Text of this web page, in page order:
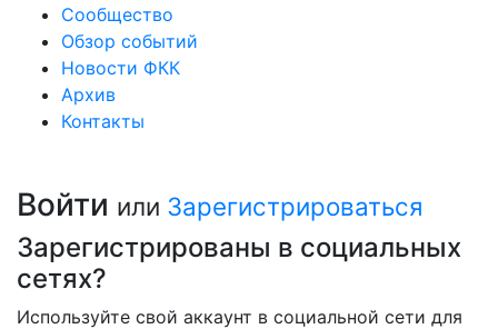
Сообщество
Обзор событий
Новости ФКК
Архив
Контакты
Войти или Зарегистрироваться
Зарегистрированы в социальных
сетях?
Используйте свой аккаунт в социальной сети для